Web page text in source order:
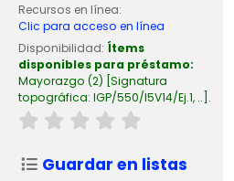
Recursos en línea:
Clic para acceso en línea
Disponibilidad: Ítems
disponibles para préstamo:
Mayorazgo (2) Signatura
topográfica: IGP/550/I5V14/Ej.1, .. .
Guardar en listas